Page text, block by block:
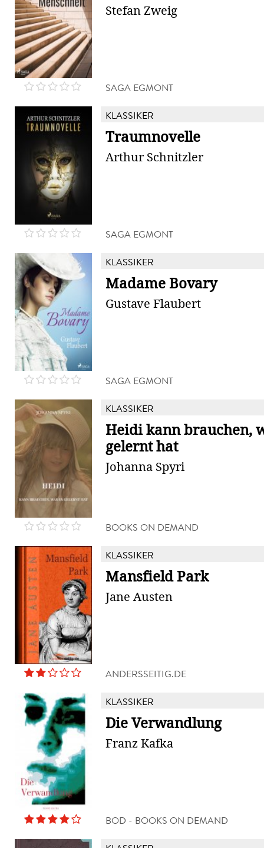
Stefan Zweig
SAGA EGMONT
KLASSIKER
Traumnovelle
Arthur Schnitzler
SAGA EGMONT
KLASSIKER
Madame Bovary
Gustave Flaubert
SAGA EGMONT
KLASSIKER
Heidi kann brauchen,
gelernt hat
Johanna Spyri
BOOKS ON DEMAND
KLASSIKER
Mansfield Park
Jane Austen
ANDERSSEITIG.DE
KLASSIKER
Die Verwandlung
Franz Kafka
BOD - BOOKS ON DEMAND